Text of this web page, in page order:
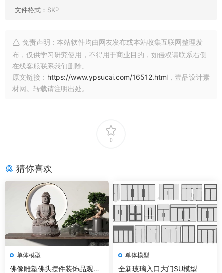
文件格式： SKP
免责声明：本站软件均由网友发布或本站收集互联网整理发
布，仅供学习研究使用，不得用于商业目的，如侵权请联系右侧
在线客服联系我们删除。
原文链接： https://www.ypsucai.com/16512.html ，壹品设计素
材网。转载请注明出处。
0
猜你喜欢
单体模型
佛像雕塑佛头摆件装饰品观音
单体模型
全新玻璃入口大门SU模型